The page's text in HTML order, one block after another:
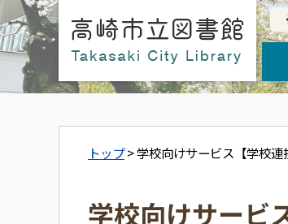
トップ> 学校向けサービス【学校連
学校向けサービ